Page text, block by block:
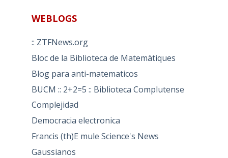
WEBLOGS
:: ZTFNews.org
Bloc de la Biblioteca de Matemàtiques
Blog para anti-matematicos
BUCM :: 2+2=5 :: Biblioteca Complutense
Complejidad
Democracia electronica
Francis (th)E mule Science's News
Gaussianos